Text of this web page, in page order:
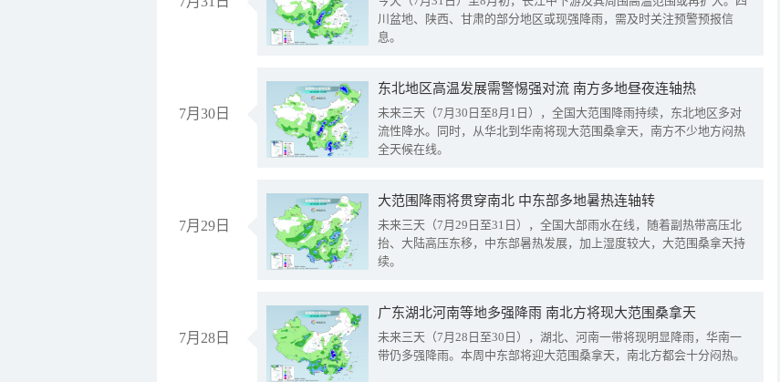
川盆地、陕西、甘肃的部分地区或现强降雨，需及时关注预警预报信
息。
7月30日
东北地区高温发展需警惕强对流 南方多地昼夜连轴热
未来三天（7月30日至8月1日），全国大范围降雨持续，东北地区多对
流性降水。同时，从华北到华南将现大范围桑拿天，南方不少地方闷热
全天候在线。
7月29日
大范围降雨将贯穿南北 中东部多地暑热连轴转
未来三天（7月29日至31日），全国大部雨水在线，随着副热带高压北
抬、大陆高压东移，中东部暑热发展，加上湿度较大，大范围桑拿天持
续。
7月28日
广东湖北河南等地多强降雨 南北方将现大范围桑拿天
未来三天（7月28日至30日），湖北、河南一带将现明显降雨，华南一
带仍多强降雨。本周中东部将迎大范围桑拿天，南北方都会十分闷热。